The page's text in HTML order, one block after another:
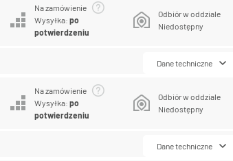
Na zamówienie
Wysyłka:po
potwierdzeniu
Odbiór w oddziale
Niedostępny
Dane techniczne
Na zamówienie
Wysyłka:po
potwierdzeniu
Odbiór w oddziale
Niedostępny
Dane techniczne